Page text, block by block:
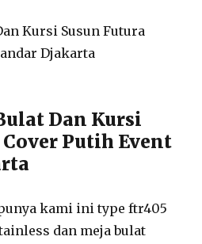
Dan Kursi
Putih Event
kami ini type ftr405
dan meja bulat